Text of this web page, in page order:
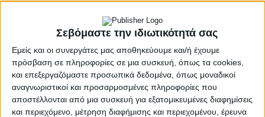
Σεβόμαστε την ιδιωτικότητά σας
Εμείς και οι συνεργάτες μας αποθηκεύουμε και/ή έχουμε
πρόσβαση σε πληροφορίες σε μια συσκευή, όπως τα cookies,
και επεξεργαζόμαστε προσωπικά δεδομένα, όπως μοναδικοί
αναγνωριστικοί και προσαρμοσμένες πληροφορίες που
αποστέλλονται από μια συσκευή για εξατομικευμένες διαφημίσεις
και περιεχόμενο, μέτρηση διαφήμισης και περιεχομένου, έρευνα
Θα ακολουθήσουν οι διαδικασίες αποζημίωσης
των κτηνοτροφών που επλήγησαν από την ευλογιά